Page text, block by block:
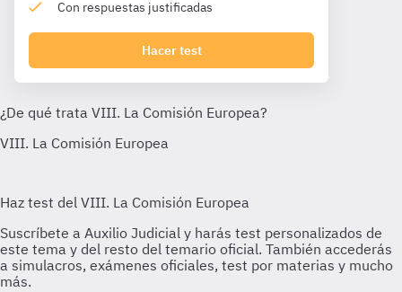
Con respuestas justificadas
Hacer test